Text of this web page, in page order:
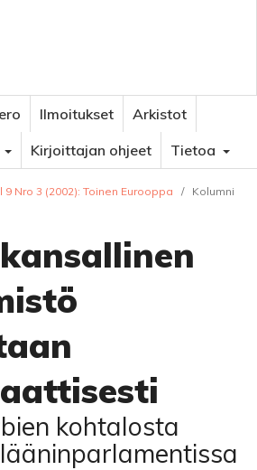
Ilmoitukset
Arkistot
Kirjoittajan ohjeet Tietoa
9 Nro 3 (2002): Toinen Eurooppa / Kolumni
kohtalosta